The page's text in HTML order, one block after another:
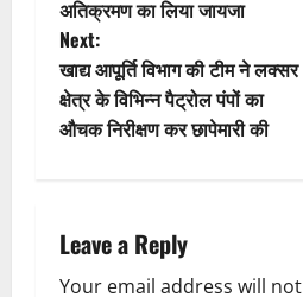
o
n
s
t
n
v
i
अतिक्रमण का लिया जायजा
Next:
खाद्य आपूर्ति विभाग की टीम ने लक्सर
क्षेत्र के विभिन्न पैट्रोल पंपों का
औचक निरीक्षण कर छापेमारी की
Leave a Reply
Your email address will not